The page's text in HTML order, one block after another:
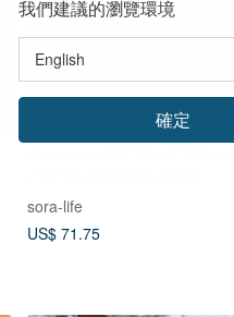
sora-life
US$ 71.75
我們建議的瀏覽環境
確定